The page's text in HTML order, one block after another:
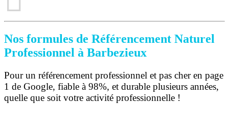
Nos formules de Référencement Naturel
Professionnel à Barbezieux
Pour un référencement professionnel et pas cher en page
1 de Google, fiable à 98%, et durable plusieurs années,
quelle que soit votre activité professionnelle !